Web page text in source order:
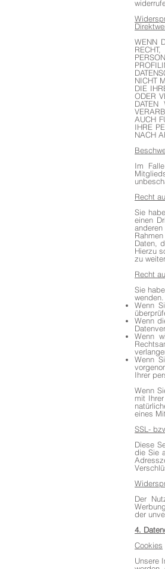
WENN
NICHT
DIE
ODER
DATEN
AUCH
IHRE
NACH
Im
Recht
Sie
einen
Daten,
Hierzu
zu
Recht
Sie
Wenn
Wenn
Wenn
Wenn
Ihrer
Wenn
mit
eines
SSL-
Diese
die Sie
Der
der
4.
Cookies
Unsere